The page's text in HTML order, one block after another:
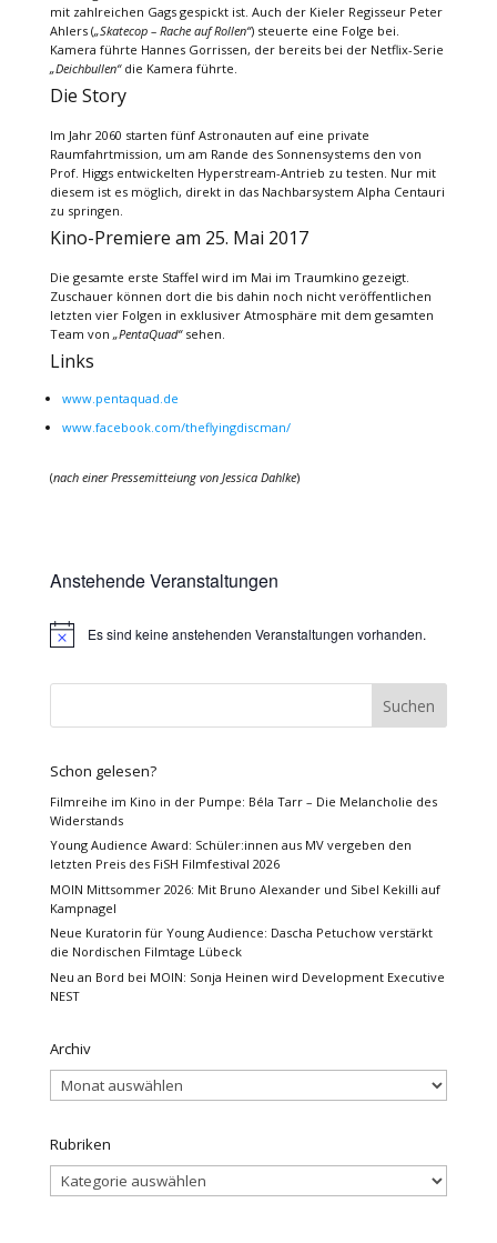
mit zahlreichen Gags gespickt ist. Auch der Kieler Regisseur Peter
Ahlers („Skatecop – Rache auf Rollen“) steuerte eine Folge bei.
Kamera führte Hannes Gorrissen, der bereits bei der Netflix-Serie
„Deichbullen“ die Kamera führte.
Die Story
Im Jahr 2060 starten fünf Astronauten auf eine private
Raumfahrtmission, um am Rande des Sonnensystems den von
Prof. Higgs entwickelten Hyperstream-Antrieb zu testen. Nur mit
diesem ist es möglich, direkt in das Nachbarsystem Alpha Centauri
zu springen.
Kino-Premiere am 25. Mai 2017
Die gesamte erste Staffel wird im Mai im Traumkino gezeigt.
Zuschauer können dort die bis dahin noch nicht veröffentlichen
letzten vier Folgen in exklusiver Atmosphäre mit dem gesamten
Team von „PentaQuad“sehen.
Links
www.pentaquad.de
www.facebook.com/theflyingdiscman/
(nach einer Pressemitteiung von Jessica Dahlke)
Anstehende Veranstaltungen
HinweisEs sind keine anstehenden Veranstaltungen vorhanden.
Schon gelesen?
Filmreihe im Kino in der Pumpe: Béla Tarr – Die Melancholie des
Widerstands
Young Audience Award: Schüler:innen aus MV vergeben den
letzten Preis des FiSH Filmfestival 2026
MOIN Mittsommer 2026: Mit Bruno Alexander und Sibel Kekilli auf
Kampnagel
Neue Kuratorin für Young Audience: Dascha Petuchow verstärkt
die Nordischen Filmtage Lübeck
Neu an Bord bei MOIN: Sonja Heinen wird Development Executive
NEST
Archiv
Archiv
Rubriken
Rubriken